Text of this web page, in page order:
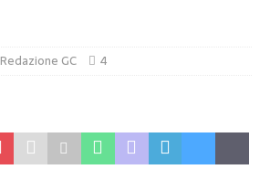
Redazione GC 4